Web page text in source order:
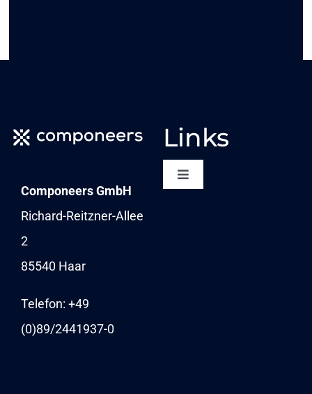
Componeers GmbH
Richard-Reitzner-Allee
2
85540 Haar
Telefon: +49
(0)89/2441937-0
Links
Toggle
NEWSLETTER
NEWS